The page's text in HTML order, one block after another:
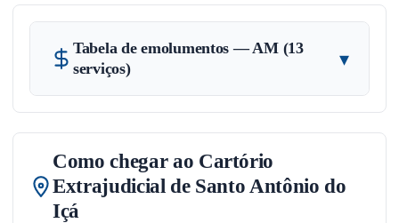
Tabela de emolumentos — AM (13
serviços)
▾
Como chegar ao Cartório
Extrajudicial de Santo Antônio do
Içá